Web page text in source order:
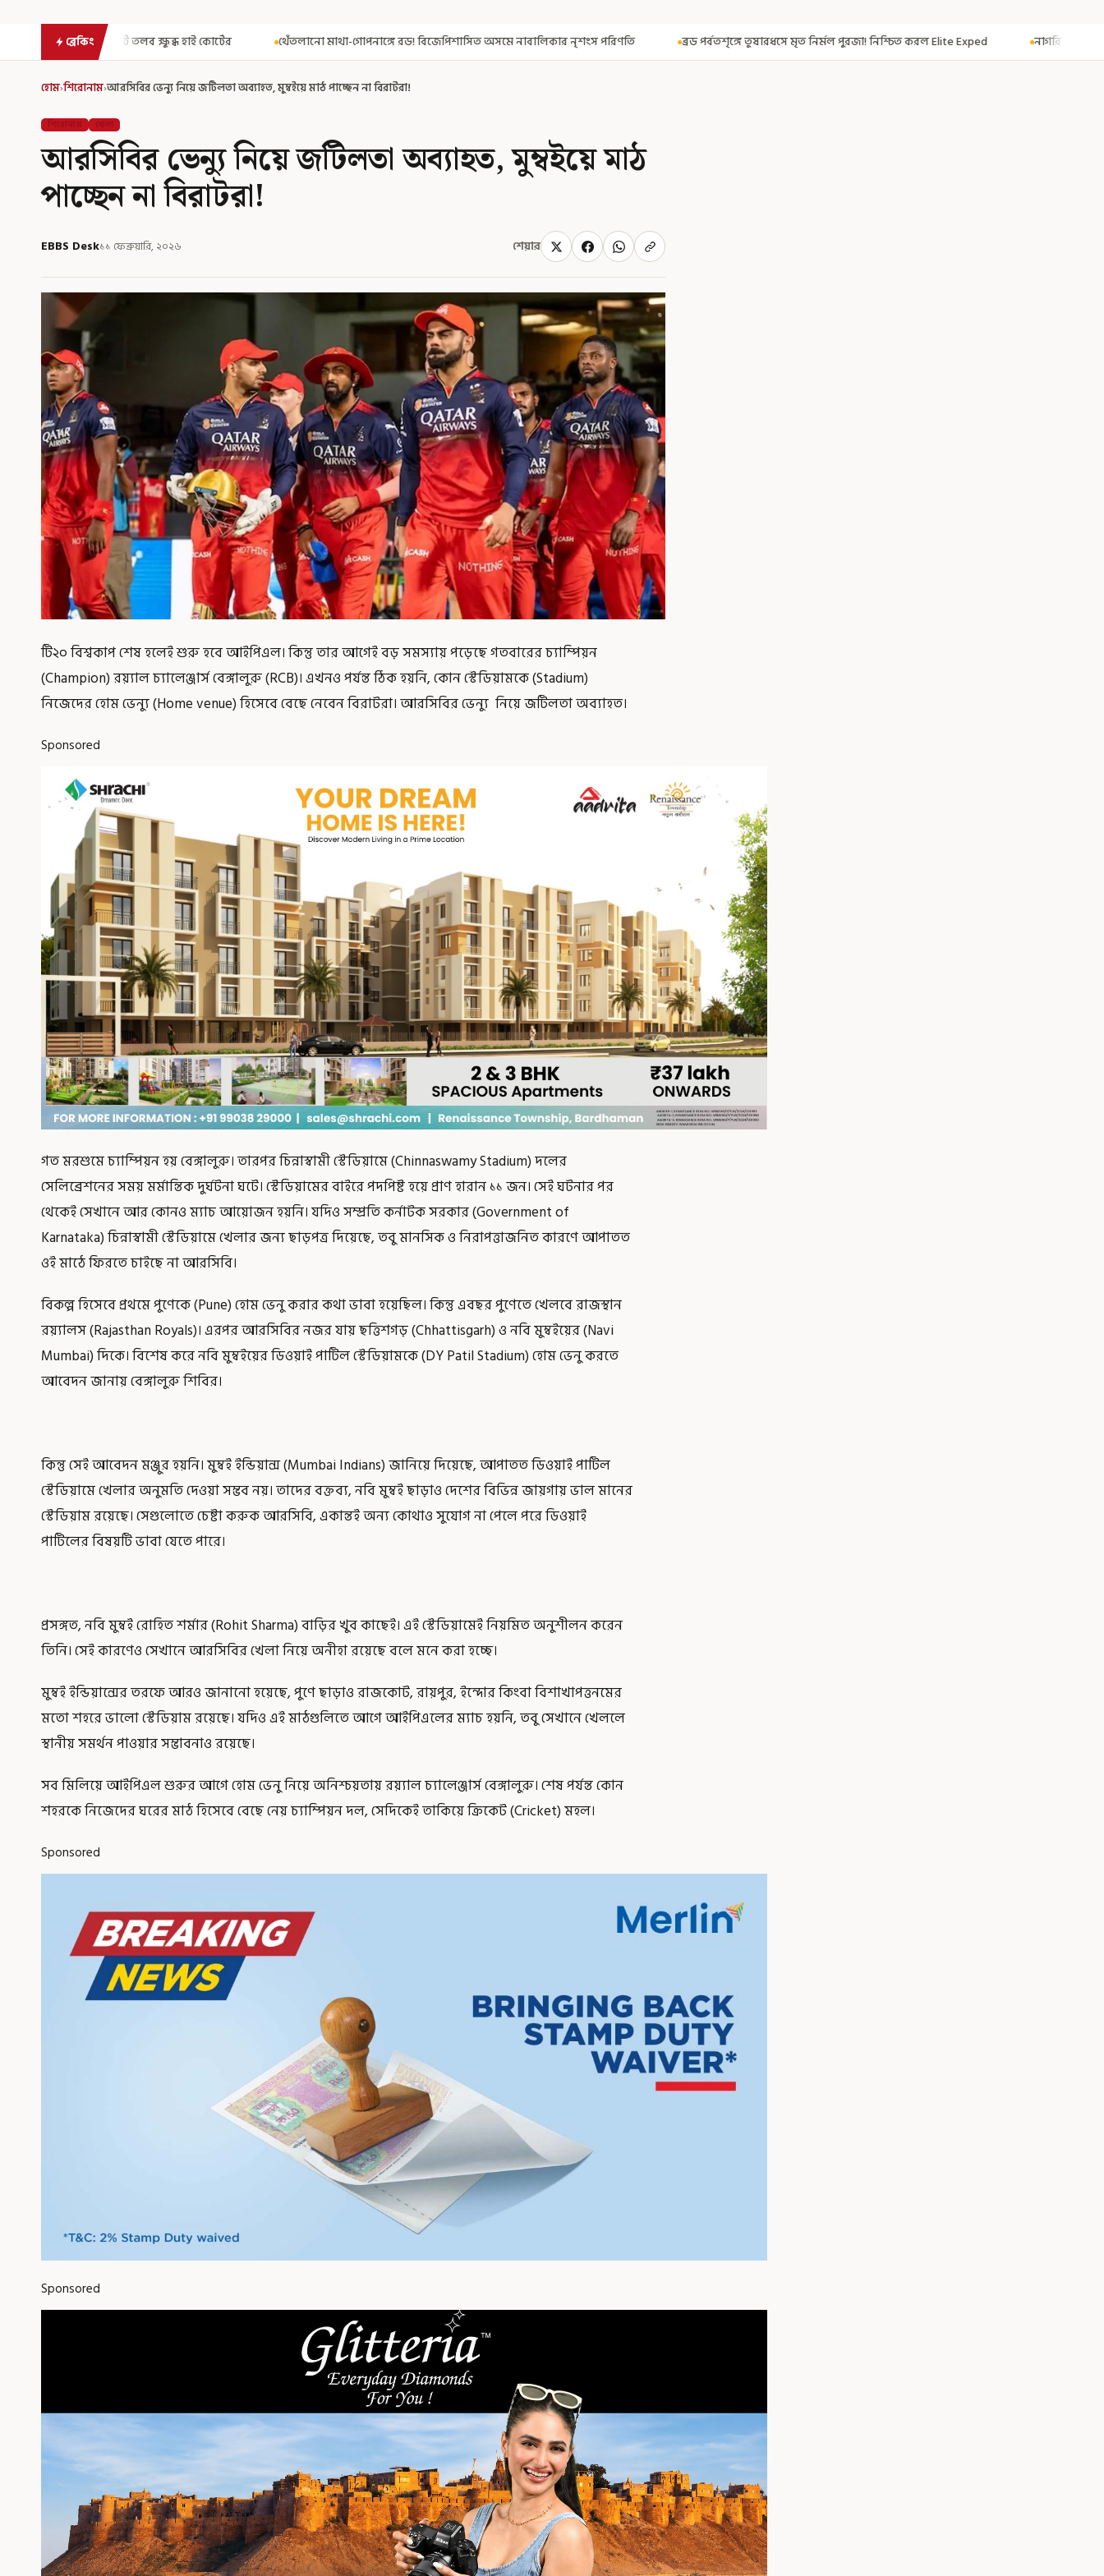
ব্রেকিং
হাই কোর্টের থেঁতলানো মাথা-গোপনাঙ্গে রড! বিজেপিশাসিত অসমে নাবালিকার নৃশংস পরিণতি ব্রড পর্বতশৃঙ্গে তুষারধসে মৃত নির্মল পুরজা! নিশ্চিত করল Elite Exped নাগরিকত্ব দিতেই CAA! ৩০০ মতুয়াকে
হোম›শিরোনাম›আরসিবির ভেন্যু নিয়ে জটিলতা অব্যাহত, মুম্বইয়ে মাঠ পাচ্ছেন না বিরাটরা!
শিরোনাম খেলা
আরসিবির ভেন্যু নিয়ে জটিলতা অব্যাহত, মুম্বইয়ে মাঠ
পাচ্ছেন না বিরাটরা!
EBBS Desk১১ ফেব্রুয়ারি, ২০২৬ শেয়ার
টি২০ বিশ্বকাপ শেষ হলেই শুরু হবে আইপিএল। কিন্তু তার আগেই বড় সমস্যায় পড়েছে গতবারের চ্যাম্পিয়ন
(Champion) রয়্যাল চ্যালেঞ্জার্স বেঙ্গালুরু (RCB)। এখনও পর্যন্ত ঠিক হয়নি, কোন স্টেডিয়ামকে (Stadium)
নিজেদের হোম ভেন্যু (Home venue) হিসেবে বেছে নেবেন বিরাটরা। আরসিবির ভেন্যু নিয়ে জটিলতা অব্যাহত।
Sponsored
গত মরশুমে চ্যাম্পিয়ন হয় বেঙ্গালুরু। তারপর চিন্নাস্বামী স্টেডিয়ামে (Chinnaswamy Stadium) দলের
সেলিব্রেশনের সময় মর্মান্তিক দুর্ঘটনা ঘটে। স্টেডিয়ামের বাইরে পদপিষ্ট হয়ে প্রাণ হারান ১১ জন। সেই ঘটনার পর
থেকেই সেখানে আর কোনও ম্যাচ আয়োজন হয়নি। যদিও সম্প্রতি কর্নাটক সরকার (Government of
Karnataka) চিন্নাস্বামী স্টেডিয়ামে খেলার জন্য ছাড়পত্র দিয়েছে, তবু মানসিক ও নিরাপত্তাজনিত কারণে আপাতত
ওই মাঠে ফিরতে চাইছে না আরসিবি।
বিকল্প হিসেবে প্রথমে পুণেকে (Pune) হোম ভেনু করার কথা ভাবা হয়েছিল। কিন্তু এবছর পুণেতে খেলবে রাজস্থান
রয়্যালস (Rajasthan Royals)। এরপর আরসিবির নজর যায় ছত্তিশগড় (Chhattisgarh) ও নবি মুম্বইয়ের (Navi
Mumbai) দিকে। বিশেষ করে নবি মুম্বইয়ের ডিওয়াই পাটিল স্টেডিয়ামকে (DY Patil Stadium) হোম ভেনু করতে
আবেদন জানায় বেঙ্গালুরু শিবির।
কিন্তু সেই আবেদন মঞ্জুর হয়নি। মুম্বই ইন্ডিয়ান্স (Mumbai Indians) জানিয়ে দিয়েছে, আপাতত ডিওয়াই পাটিল
স্টেডিয়ামে খেলার অনুমতি দেওয়া সম্ভব নয়। তাদের বক্তব্য, নবি মুম্বই ছাড়াও দেশের বিভিন্ন জায়গায় ভাল মানের
স্টেডিয়াম রয়েছে। সেগুলোতে চেষ্টা করুক আরসিবি, একান্তই অন্য কোথাও সুযোগ না পেলে পরে ডিওয়াই
পাটিলের বিষয়টি ভাবা যেতে পারে।
প্রসঙ্গত, নবি মুম্বই রোহিত শর্মার (Rohit Sharma) বাড়ির খুব কাছেই। এই স্টেডিয়ামেই নিয়মিত অনুশীলন করেন
তিনি। সেই কারণেও সেখানে আরসিবির খেলা নিয়ে অনীহা রয়েছে বলে মনে করা হচ্ছে।
মুম্বই ইন্ডিয়ান্সের তরফে আরও জানানো হয়েছে, পুণে ছাড়াও রাজকোট, রায়পুর, ইন্দোর কিংবা বিশাখাপত্তনমের
মতো শহরে ভালো স্টেডিয়াম রয়েছে। যদিও এই মাঠগুলিতে আগে আইপিএলের ম্যাচ হয়নি, তবু সেখানে খেললে
স্থানীয় সমর্থন পাওয়ার সম্ভাবনাও রয়েছে।
সব মিলিয়ে আইপিএল শুরুর আগে হোম ভেনু নিয়ে অনিশ্চয়তায় রয়্যাল চ্যালেঞ্জার্স বেঙ্গালুরু। শেষ পর্যন্ত কোন
শহরকে নিজেদের ঘরের মাঠ হিসেবে বেছে নেয় চ্যাম্পিয়ন দল, সেদিকেই তাকিয়ে ক্রিকেট (Cricket) মহল।
Sponsored
Sponsored